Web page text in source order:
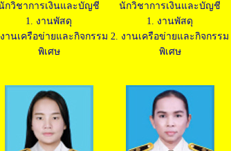
กวิชาการเงินและบัญชี
1. งานพัสดุ
านเครือข่ายและกิจกรรม
พิเศษ
นักวิชาการเงินและบัญชี
1. งานพัสดุ
2. งานเครือข่ายและกิจกรรม
พิเศษ